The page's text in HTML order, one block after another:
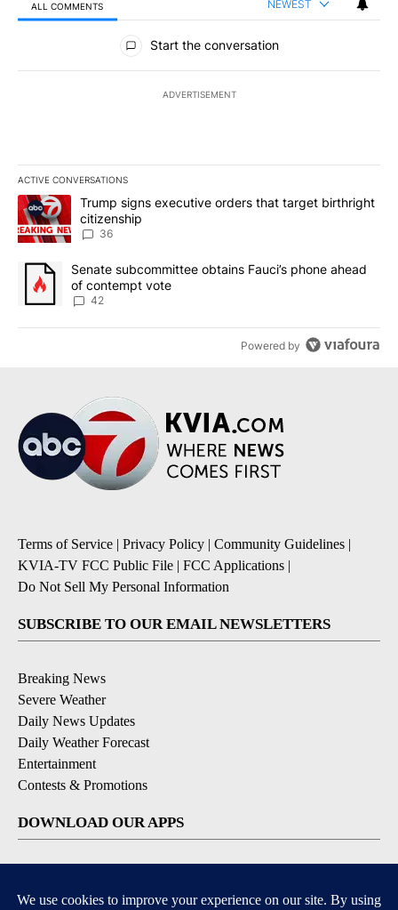
ALL COMMENTS NEWEST
All Comments
Start the conversation
ADVERTISEMENT
ACTIVE CONVERSATIONS
The following is a list of the most commented articles in the last
A trending article titled "Trump signs executive orders that
Trump signs executive orders that target birthright
citizenship
36
A trending article titled "Senate subcommittee obtains Fauci’s
Senate subcommittee obtains Fauci’s phone ahead
of contempt vote
42
Powered by
Terms of Service | Privacy Policy | Community Guidelines |
KVIA-TV FCC Public File | FCC Applications |
Do Not Sell My Personal Information
SUBSCRIBE TO OUR EMAIL NEWSLETTERS
Breaking News
Severe Weather
Daily News Updates
Daily Weather Forecast
Entertainment
Contests & Promotions
DOWNLOAD OUR APPS